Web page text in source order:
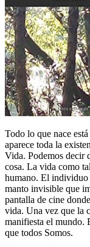
Todo lo que nace
aparece toda la
Vida. Podemos decir
cosa. La vida como
humano. El individuo
manto invisible que
pantalla de cine
vida. Una vez que la
manifiesta el mundo.
que todos Somos.